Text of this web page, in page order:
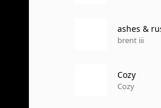
ashes &
brent iii
Cozy
Cozy